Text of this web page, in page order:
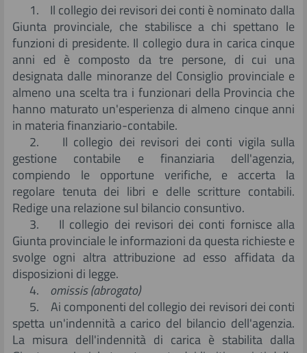
1. Il collegio dei revisori dei conti è nominato dalla
Giunta provinciale, che stabilisce a chi spettano le
funzioni di presidente. Il collegio dura in carica cinque
anni ed è composto da tre persone, di cui una
designata dalle minoranze del Consiglio provinciale e
almeno una scelta tra i funzionari della Provincia che
hanno maturato un'esperienza di almeno cinque anni
in materia finanziario-contabile.
2. Il collegio dei revisori dei conti vigila sulla
gestione contabile e finanziaria dell'agenzia,
compiendo le opportune verifiche, e accerta la
regolare tenuta dei libri e delle scritture contabili.
Redige una relazione sul bilancio consuntivo.
3. Il collegio dei revisori dei conti fornisce alla
Giunta provinciale le informazioni da questa richieste e
svolge ogni altra attribuzione ad esso affidata da
disposizioni di legge.
4. omissis (abrogato)
5. Ai componenti del collegio dei revisori dei conti
spetta un'indennità a carico del bilancio dell'agenzia.
La misura dell'indennità di carica è stabilita dalla